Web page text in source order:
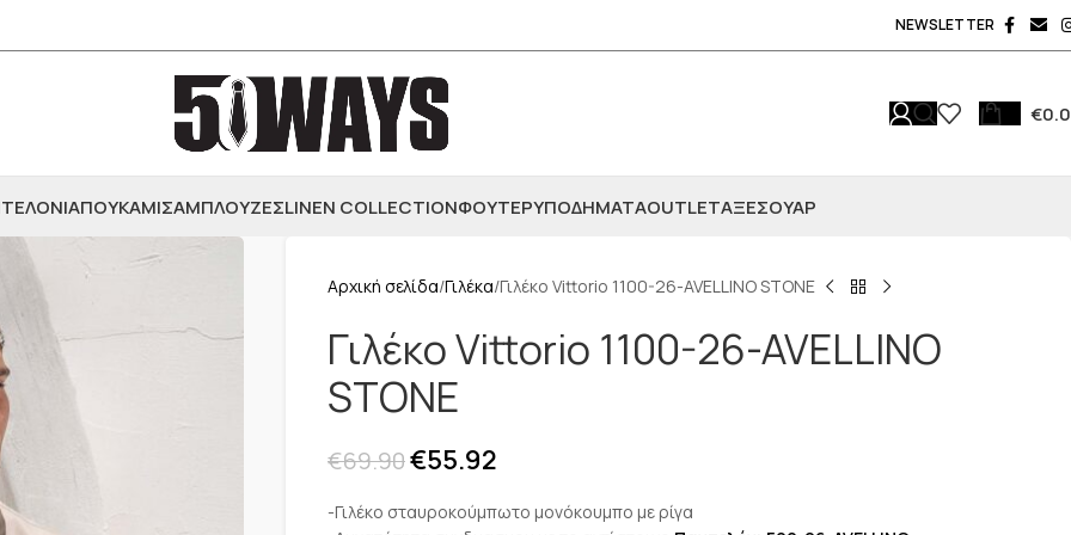
NEWSLETTER
€
ΠΟΥΚΑΜΙΣΑΜΠΛΟΥΖΕΣLINEN COLLECTIONΦΟΥΤΕΡΥΠΟΔΗΜΑΤΑOUTLETΑΞΕΣΟΥΆΡ
Αρχική σελίδα Γιλέκα Γιλέκο Vittorio 1100-26-AVELLINO STONE
Γιλέκο Vittorio 1100-26-AVELLINO
STONE
€69.90€55.92
-Γιλέκο σταυροκούμπωτο μονόκουμπο με ρίγα